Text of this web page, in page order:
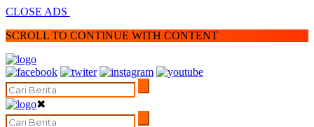
CLOSE ADS
SCROLL TO CONTINUE WITH CONTENT
✖